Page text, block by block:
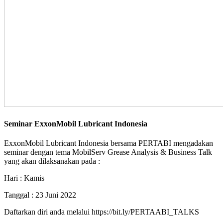
Seminar ExxonMobil Lubricant Indonesia
ExxonMobil Lubricant Indonesia bersama PERTABI mengadakan
seminar dengan tema MobilServ Grease Analysis & Business Talk
yang akan dilaksanakan pada :
Hari : Kamis
Tanggal : 23 Juni 2022
Daftarkan diri anda melalui https://bit.ly/PERTAABI_TALKS